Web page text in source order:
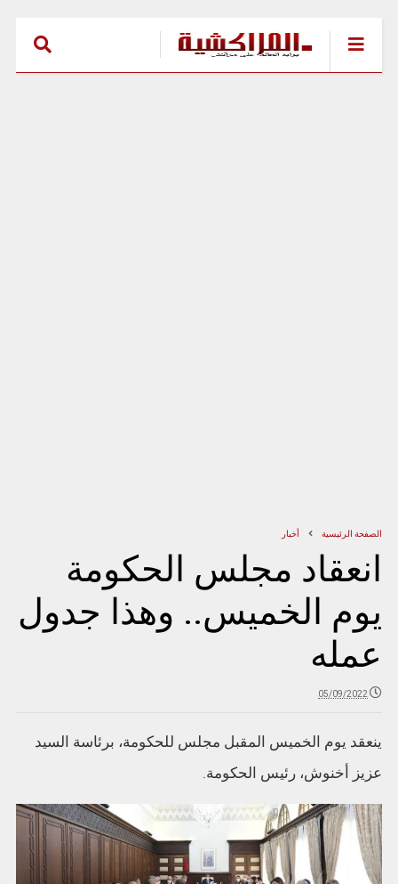
الصفحة الرئيسية أخبار
انعقاد مجلس الحكومة
يوم الخميس.. وهذا جدول
عمله
05/09/2022
ينعقد يوم الخميس المقبل مجلس للحكومة، برئاسة السيد
عزيز أخنوش، رئيس الحكومة.